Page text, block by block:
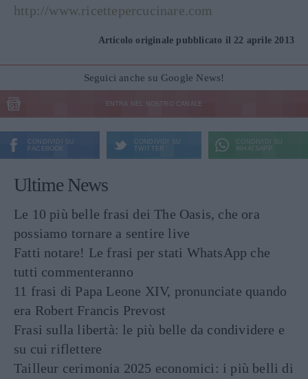
http://www.ricettepercucinare.com
Articolo originale pubblicato il 22 aprile 2013
Seguici anche su Google News!
ENTRA NEL NOSTRO CANALE
CONDIVIDI SU
FACEBOOK
CONDIVIDI SU
TWITTER
CONDIVIDI SU
WHATSAPP
Ultime News
Le 10 più belle frasi dei The Oasis, che ora
possiamo tornare a sentire live
Fatti notare! Le frasi per stati WhatsApp che
tutti commenteranno
11 frasi di Papa Leone XIV, pronunciate quando
era Robert Francis Prevost
Frasi sulla libertà: le più belle da condividere e
su cui riflettere
Tailleur cerimonia 2025 economici: i più belli di